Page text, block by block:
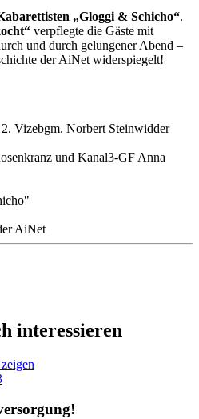
„Gloggi & Schicho“.
verpflegte die Gäste mit
und durch gelungener Abend –
der AiNet widerspiegelt!
Vizebgm. Norbert Steinwidder
und Kanal3-GF Anna
AiNet
interessieren